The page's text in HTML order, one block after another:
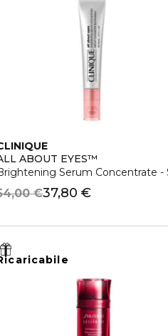
e Compattezza
ABOUT EYES™
Serum Concentrate -
37,80 €
€